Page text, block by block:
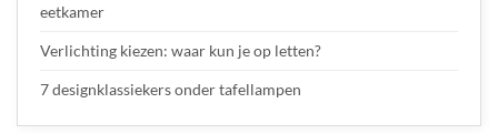
eetkamer
Verlichting kiezen: waar kun je op letten?
7 designklassiekers onder tafellampen